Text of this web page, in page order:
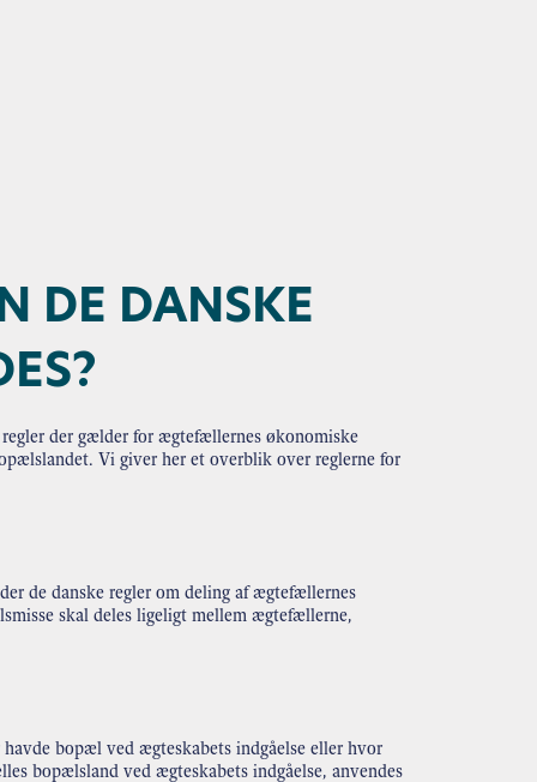
DE DANSKE
der gælder for ægtefællernes økonomiske
Vi giver her et overblik over reglerne for
de danske regler om deling af ægtefællernes
skal deles ligeligt mellem ægtefællerne,
bopæl ved ægteskabets indgåelse eller hvor
bopælsland ved ægteskabets indgåelse, anvendes